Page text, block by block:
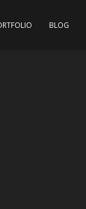
BLOG